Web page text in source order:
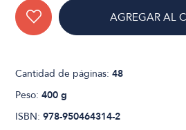
AGREGAR AL
Cantidad de páginas:48
Peso:400 g
ISBN:978-950464314-2